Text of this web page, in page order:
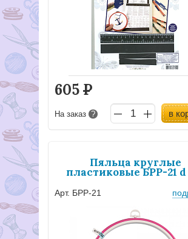
605Р
На заказ ? в
Пяльца круглые
пластиковые БРР-21 d
Арт. БРР-21